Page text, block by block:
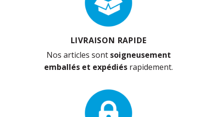
LIVRAISON RAPIDE
Nos articles sont soigneusement
emballés et expédiés rapidement.